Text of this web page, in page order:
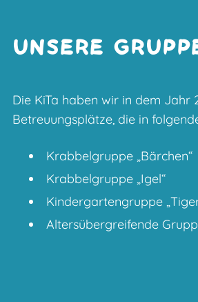
UNSERE
Die KiTa haben wir in dem Jahr
Betreuungsplätze, die in
Krabbelgruppe „Bärchen“
Krabbelgruppe „Igel“
Kindergartengruppe
Altersübergreifende